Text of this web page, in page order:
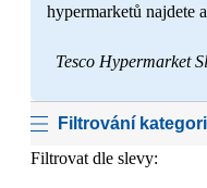
hypermarketů najdete
Tesco Hypermarket
Filtrování
Filtrovat dle slevy: